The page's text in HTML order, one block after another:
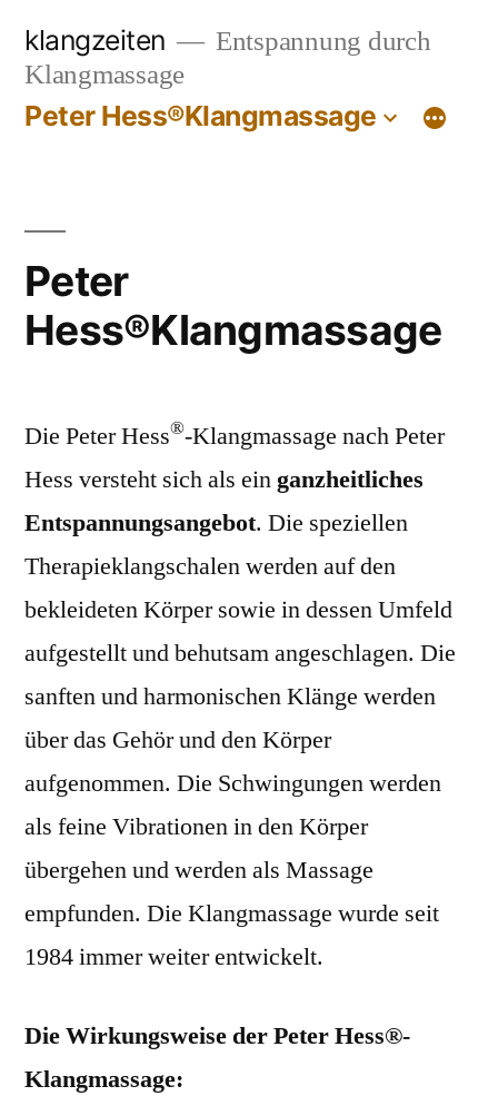
Inhalt
springen
klangzeiten
Entspannung durch
Klangmassage
Peter Hess®Klangmassage
Peter
Hess®Klangmassage
Die Peter Hess®-Klangmassage nach Peter
Hess versteht sich als einganzheitliches
Entspannungsangebot. Die speziellen
Therapieklangschalen werden auf den
bekleideten Körper sowie in dessen Umfeld
aufgestellt und behutsam angeschlagen. Die
sanften und harmonischen Klänge werden
über das Gehör und den Körper
aufgenommen. Die Schwingungen werden
als feine Vibrationen in den Körper
übergehen und werden als Massage
empfunden. Die Klangmassage wurde seit
1984 immer weiter entwickelt.
Die Wirkungsweise der Peter Hess®-
Klangmassage: